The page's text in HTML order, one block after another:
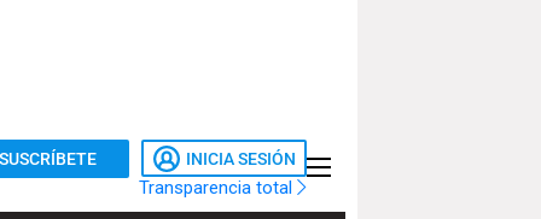
SUSCRÍBETE INICIA SESIÓN
Transparencia total